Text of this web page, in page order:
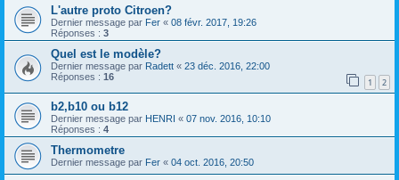
L'autre proto Citroen?
Dernier message par Fer « 08 févr. 2017, 19:26
Réponses : 3
Quel est le modèle?
Dernier message par Radett « 23 déc. 2016, 22:00
Réponses : 16 1 2
b2,b10 ou b12
Dernier message par HENRI « 07 nov. 2016, 10:10
Réponses : 4
Thermometre
Dernier message par Fer « 04 oct. 2016, 20:50